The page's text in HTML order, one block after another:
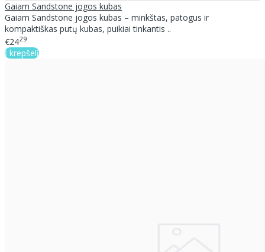
Gaiam Sandstone jogos kubas
Gaiam Sandstone jogos kubas – minkštas, patogus ir
kompaktiškas putų kubas, puikiai tinkantis ..
€2429
Į krepšelį